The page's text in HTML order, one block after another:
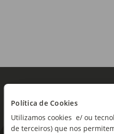
Política de Cookies
Utilizamos cookies e/ ou
de terceiros) que nos